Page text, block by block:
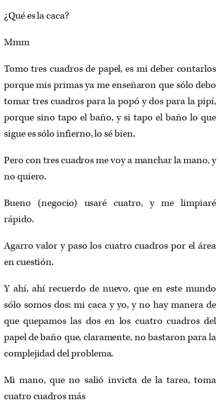
¿Qué es la caca?
Mmm
Tomo tres cuadros de papel, es mi deber contarlos
porque mis primas ya me enseñaron que sólo debo
tomar tres cuadros para la popó y dos para la pipí,
porque sino tapo el baño, y si tapo el baño lo que
sigue es sólo infierno, lo sé bien.
Pero con tres cuadros me voy a manchar la mano, y
no quiero.
Bueno (negocio) usaré cuatro, y me limpiaré
rápido.
Agarro valor y paso los cuatro cuadros por el área
en cuestión.
Y ahí, ahí recuerdo de nuevo, que en este mundo
sólo somos dos: mi caca y yo, y no hay manera de
que quepamos las dos en los cuatro cuadros del
papel de baño que, claramente, no bastaron para la
complejidad del problema.
Mi mano, que no salió invicta de la tarea, toma
cuatro cuadros más